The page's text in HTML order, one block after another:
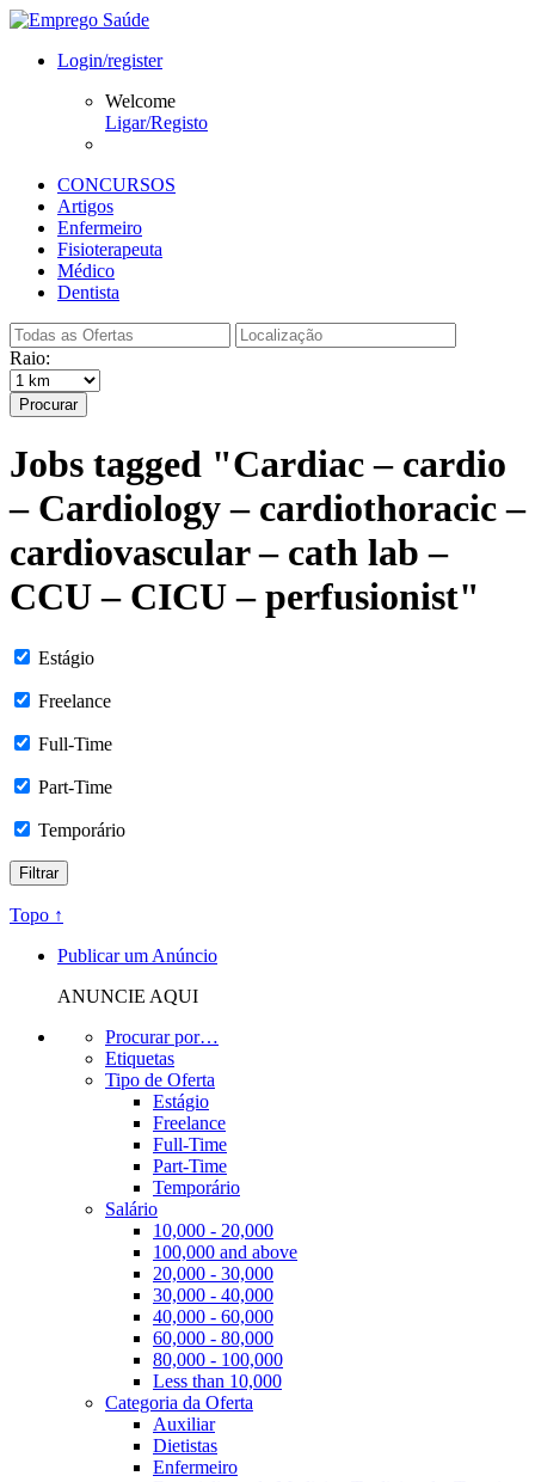
Login/register
Welcome
Ligar/Registo
CONCURSOS
Artigos
Enfermeiro
Fisioterapeuta
Médico
Dentista
Raio:
Procurar
Jobs tagged "Cardiac – cardio
– Cardiology – cardiothoracic –
cardiovascular – cath lab –
CCU – CICU – perfusionist"
Estágio
Freelance
Full-Time
Part-Time
Temporário
Topo ↑
Publicar um Anúncio
ANUNCIE AQUI
Procurar por…
Etiquetas
Tipo de Oferta
Estágio
Freelance
Full-Time
Part-Time
Temporário
Salário
10,000 - 20,000
100,000 and above
20,000 - 30,000
30,000 - 40,000
40,000 - 60,000
60,000 - 80,000
80,000 - 100,000
Less than 10,000
Categoria da Oferta
Auxiliar
Dietistas
Enfermeiro